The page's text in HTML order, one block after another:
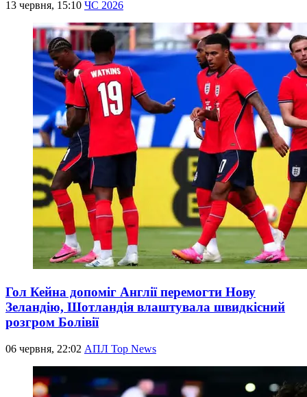
13 червня, 15:10 ЧС 2026
Гол Кейна допоміг Англії перемогти Нову
Зеландію, Шотландія влаштувала швидкісний
розгром Болівії
06 червня, 22:02 АПЛ Top News